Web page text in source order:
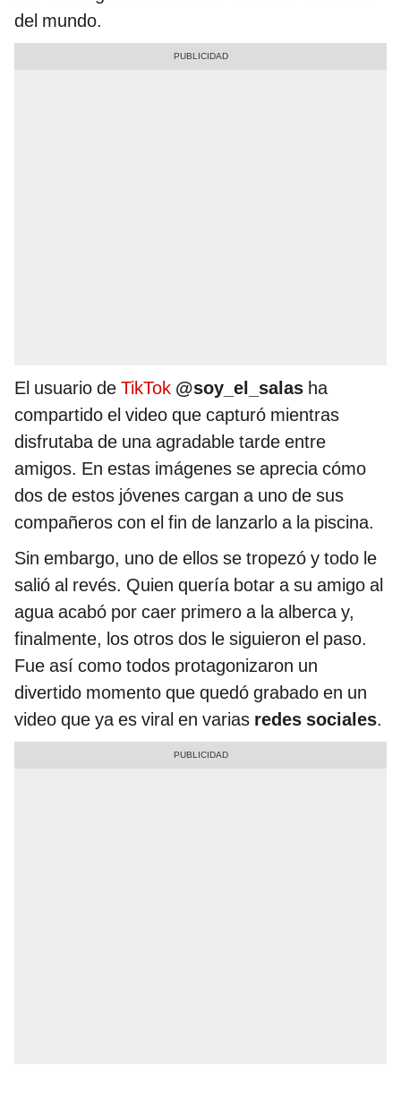
del mundo.
El usuario de TikTok @soy_el_salas ha
compartido el video que capturó mientras
disfrutaba de una agradable tarde entre
amigos. En estas imágenes se aprecia cómo
dos de estos jóvenes cargan a uno de sus
compañeros con el fin de lanzarlo a la piscina.
Sin embargo, uno de ellos se tropezó y todo le
salió al revés. Quien quería botar a su amigo al
agua acabó por caer primero a la alberca y,
finalmente, los otros dos le siguieron el paso.
Fue así como todos protagonizaron un
divertido momento que quedó grabado en un
video que ya es viral en varias redes sociales.